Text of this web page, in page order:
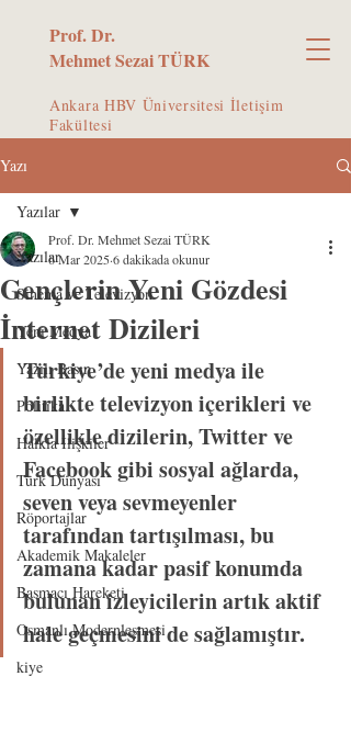
Prof. Dr.
Mehmet Sezai TÜRK
Ankara HBV Üniversitesi İletişim
Fakültesi
Yazı
Yazılar
Sinema ve Televizyon
Yeni Medya
Yazılı Basın
Politika
Halkla İlişkiler
Türk Dünyası
Röportajlar
Akademik Makaleler
Basmacı Hareketi
Osmanlı Modernleşmesi
kiye
Yazılar
Gençlerin Yeni Gözdesi
İnternet Dizileri
Prof. Dr. Mehmet Sezai TÜRK
6 Mar 20256 dakikada okunur
Türkiye’de yeni medya ile
birlikte televizyon içerikleri ve
özellikle dizilerin, Twitter ve
Facebook gibi sosyal ağlarda,
seven veya sevmeyenler
tarafından tartışılması, bu
zamana kadar pasif konumda
bulunan izleyicilerin artık aktif
hale geçmesini de sağlamıştır.